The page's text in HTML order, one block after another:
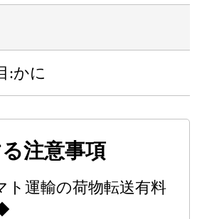
:かに
注意事項
運輸の荷物転送有料